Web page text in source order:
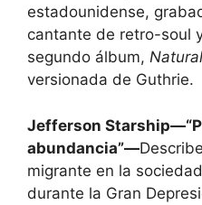
estadounidense,
cantante de retro-soul
segundo álbum,
versionada de Guthrie.
Jefferson
abundancia”—
migrante en la
durante la Gran